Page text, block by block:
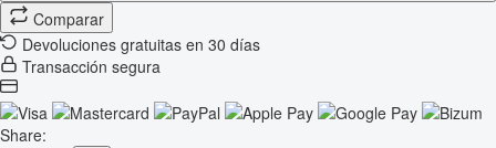
Comparar
Devoluciones gratuitas en 30 días
Transacción segura
Share: